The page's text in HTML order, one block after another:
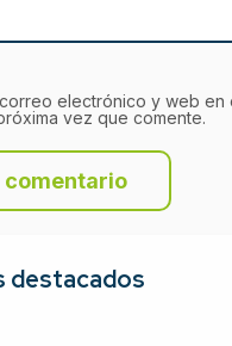
electrónico y web en
vez que comente.
destacados